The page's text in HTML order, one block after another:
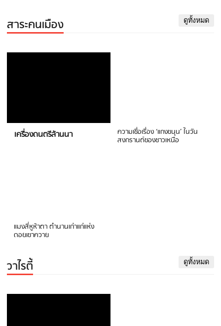
สาระคนเมือง ดูทั้งหมด
เครื่องดนตรีล้านนา ความเชื่อเรื่อง ‘แกงขนุน’ ในวัน
สงกรานต์ของชาวเหนือ
แมงสี่หูห้าตา ตำนานเก่าแก่แห่ง
ดอยเขาควาย
วาไรตี้ ดูทั้งหมด